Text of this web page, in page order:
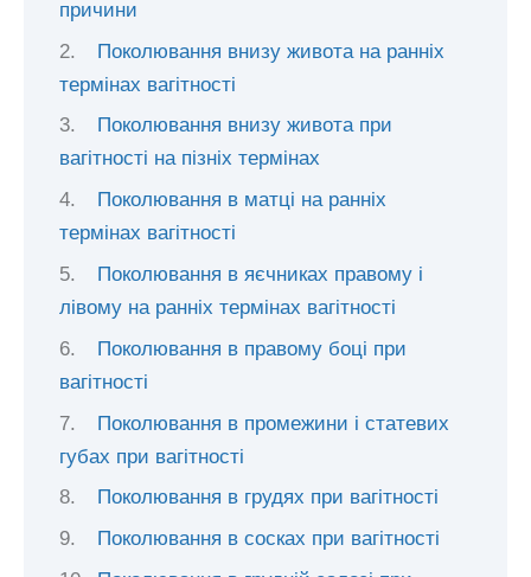
причини
Поколювання внизу живота на ранніх
термінах вагітності
Поколювання внизу живота при
вагітності на пізніх термінах
Поколювання в матці на ранніх
термінах вагітності
Поколювання в яєчниках правому і
лівому на ранніх термінах вагітності
Поколювання в правому боці при
вагітності
Поколювання в промежини і статевих
губах при вагітності
Поколювання в грудях при вагітності
Поколювання в сосках при вагітності